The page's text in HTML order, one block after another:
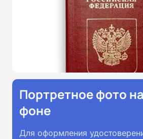
Портретное фото
фоне
Для оформления